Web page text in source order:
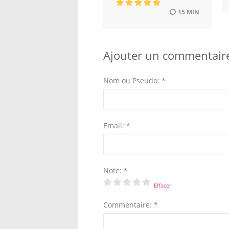
15 MIN
Ajouter un
Nom ou Pseudo: *
Email: *
Note: *
Effacer
Commentaire: *